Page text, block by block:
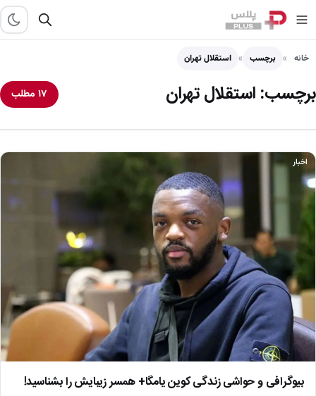
خانه برچسب استقلال تهران
برچسب: استقلال تهران ۱۷ مطلب
اخبار
بیوگرافی و حواشی زندگی کوین یامگا+ همسر زیبایش را بشناسید!